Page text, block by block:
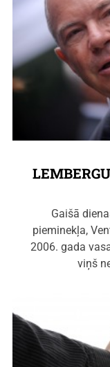
Gaišā
pieminekļa,
2006. gada
viņš